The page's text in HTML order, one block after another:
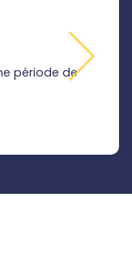
période de